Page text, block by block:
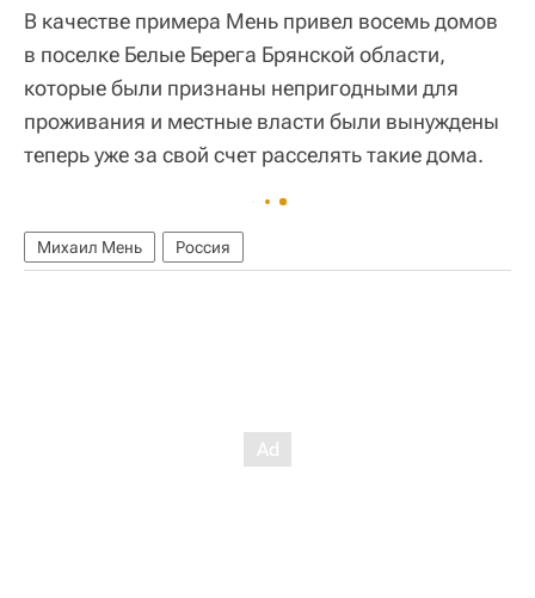
В качестве примера Мень привел восемь домов
в поселке Белые Берега Брянской области,
которые были признаны непригодными для
проживания и местные власти были вынуждены
теперь уже за свой счет расселять такие дома.
Михаил Мень Россия